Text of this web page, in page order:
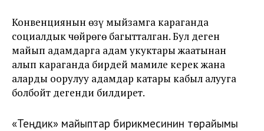
Конвенциянын өзү мыйзамга караганда
социалдык чөйрөгө багытталган. Бул деген
майып адамдарга адам укуктары жаатынан
алып караганда бирдей мамиле керек жана
аларды оорулуу адамдар катары кабыл алууга
болбойт дегенди билдирет.
«Теңдик» майыптар бирикмесинин төрайымы